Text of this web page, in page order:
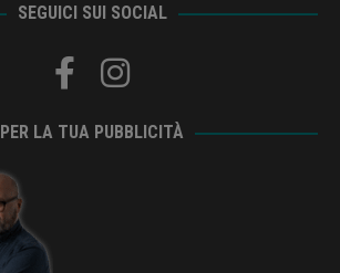
SEGUICI SUI SOCIAL
PER LA TUA PUBBLICITÀ